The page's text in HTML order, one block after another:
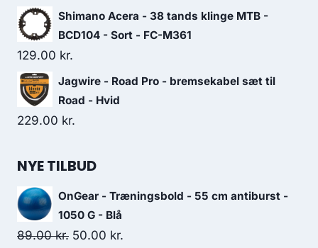
Shimano Acera - 38 tands klinge MTB -
BCD104 - Sort - FC-M361
129.00 kr.
Jagwire - Road Pro - bremsekabel sæt til
Road - Hvid
229.00 kr.
NYE TILBUD
OnGear - Træningsbold - 55 cm antiburst -
1050 G - Blå
89.00kr. Original
50.00 kr.